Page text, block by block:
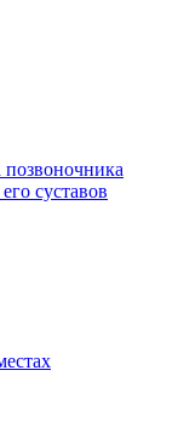
суставов